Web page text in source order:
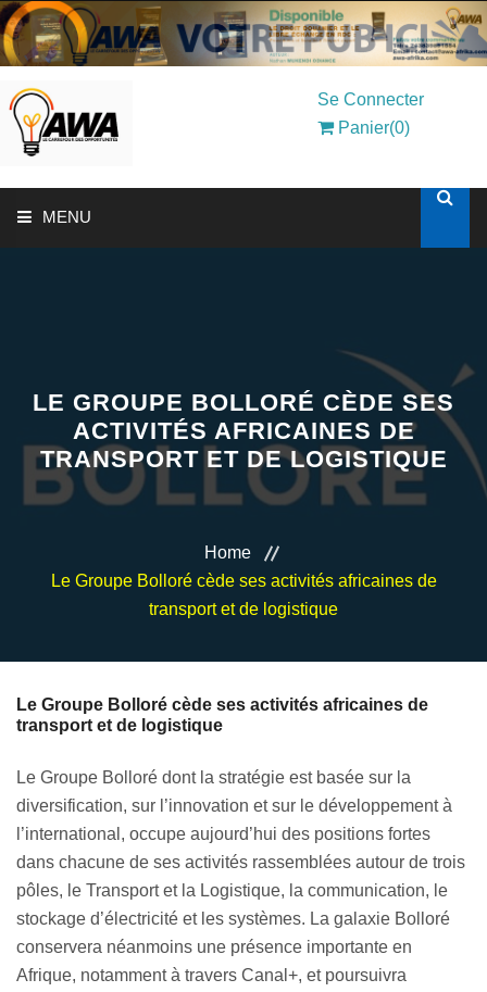
Se Connecter
Panier(0)
MENU
MON COMPTE
AWASHOP
LES ANALYSES
LE GROUPE BOLLORÉ CÈDE SES
ACTIVITÉS AFRICAINES DE
TRANSPORT ET DE LOGISTIQUE
Home
Le Groupe Bolloré cède ses activités africaines de
transport et de logistique
Le Groupe Bolloré cède ses activités africaines de
transport et de logistique
Le Groupe Bolloré dont la stratégie est basée sur la
diversification, sur l’innovation et sur le développement à
l’international, occupe aujourd’hui des positions fortes
dans chacune de ses activités rassemblées autour de trois
pôles, le Transport et la Logistique, la communication, le
stockage d’électricité et les systèmes. La galaxie Bolloré
conservera néanmoins une présence importante en
Afrique, notamment à travers Canal+, et poursuivra